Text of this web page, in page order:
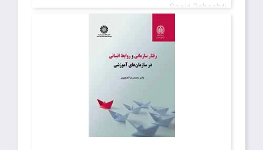
Saeid Beheshti